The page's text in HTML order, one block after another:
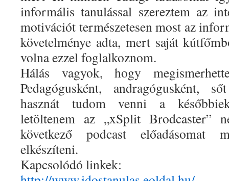
informális tanulással szereztem az
motivációt természetesen most az
követelménye adta, mert saját
volna ezzel foglalkoznom.
Hálás vagyok, hogy
Pedagógusként, andragógusként,
hasznát tudom venni a
letöltenem az „xSplit Brodcaster”
következő podcast előadásomat
elkészíteni.
Kapcsolódó linkek: